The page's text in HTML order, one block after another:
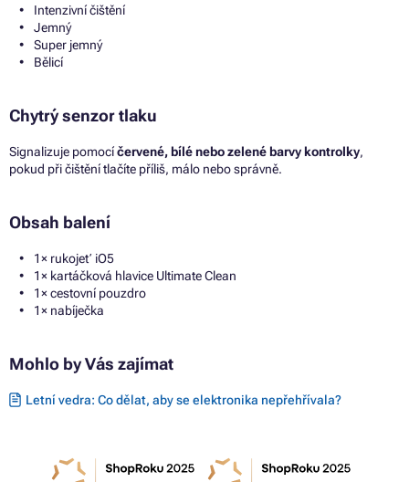
Intenzivní čištění
Jemný
Super jemný
Bělicí
Chytrý senzor tlaku
Signalizuje pomocíčervené, bílé nebo zelené barvy kontrolky,
pokud při čištění tlačíte příliš, málo nebo správně.
Obsah balení
1× rukojeť iO5
1× kartáčková hlavice Ultimate Clean
1× cestovní pouzdro
1× nabíječka
Mohlo by Vás zajímat
Letní vedra: Co dělat, aby se elektronika nepřehřívala?